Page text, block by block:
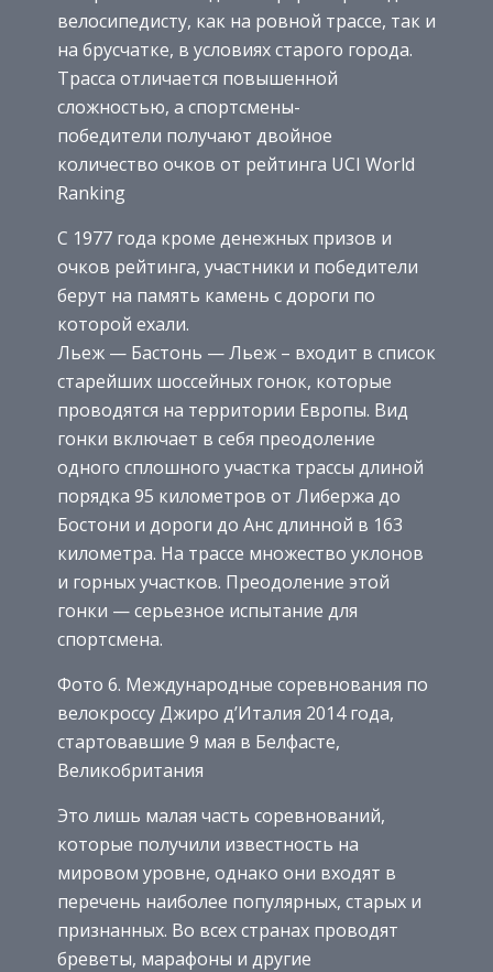
велосипедисту, как на ровной трассе, так и
на брусчатке, в условиях старого города.
Трасса отличается повышенной
сложностью, а спортсмены-
победители получают двойное
количество очков от рейтинга UCI World
Ranking
С 1977 года кроме денежных призов и
очков рейтинга, участники и победители
берут на память камень с дороги по
которой ехали.
Льеж — Бастонь — Льеж – входит в список
старейших шоссейных гонок, которые
проводятся на территории Европы. Вид
гонки включает в себя преодоление
одного сплошного участка трассы длиной
порядка 95 километров от Либержа до
Бостони и дороги до Анс длинной в 163
километра. На трассе множество уклонов
и горных участков. Преодоление этой
гонки — серьезное испытание для
спортсмена.
Фото 6. Международные соревнования по
велокроссу Джиро д’Италия 2014 года,
стартовавшие 9 мая в Белфасте,
Великобритания
Это лишь малая часть соревнований,
которые получили известность на
мировом уровне, однако они входят в
перечень наиболее популярных, старых и
признанных. Во всех странах проводят
бреветы, марафоны и другие